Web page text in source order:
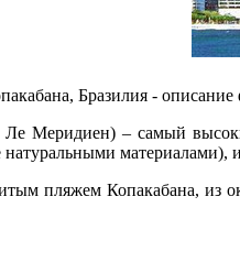
Бразилия -
Ле Меридиен) – самый
материалами),
пляжем Копакабана,